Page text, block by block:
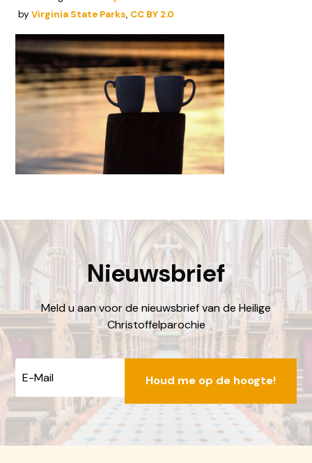
locatiesintnicolaasga@dechristoffel.nl
byVirginia State Parks, CC BY 2.0
Nieuwsbrief
Meld u aan voor de nieuwsbrief van de Heilige
Christoffelparochie